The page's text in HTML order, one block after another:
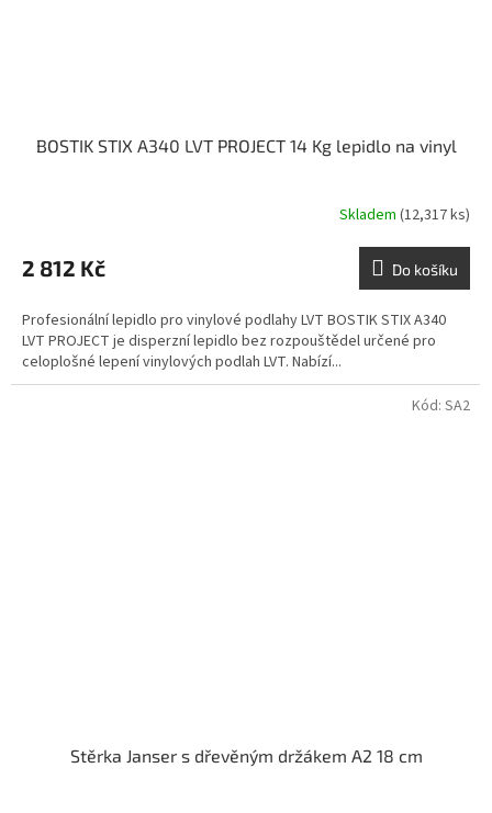
BOSTIK STIX A340 LVT PROJECT 14 Kg lepidlo na vinyl
Skladem (12,317 ks)
2 812 Kč Do košíku
Profesionální lepidlo pro vinylové podlahy LVT BOSTIK STIX A340
LVT PROJECT je disperzní lepidlo bez rozpouštědel určené pro
celoplošné lepení vinylových podlah LVT. Nabízí...
Stěrka Janser s dřevěným držákem A2 18 cm
Kód: SA2